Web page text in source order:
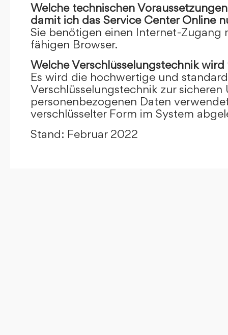
Welche technischen
damit ich das Service Center Online
Sie benötigen einen Internet-Zugang
fähigen Browser.
Welche Verschlüsselungstechnik
Es wird die hochwertige und
Verschlüsselungstechnik zur
personenbezogenen Daten
verschlüsselter Form im System
Stand: Februar 2022